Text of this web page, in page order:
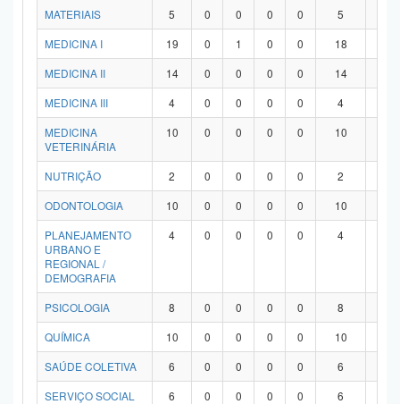
MATERIAIS 5 0 0 0 0 5
MEDICINA I
19 0 1 0 0 18
MEDICINA II
14 0 0 0 0 14
MEDICINA III
4 0 0 0 0 4
MEDICINA
VETERINÁRIA
10 0 0 0 0 10
NUTRIÇÃO 2 0 0 0 0 2
ODONTOLOGIA
10 0 0 0 0 10
PLANEJAMENTO
URBANO E
REGIONAL /
DEMOGRAFIA
4 0 0 0 0 4
PSICOLOGIA 8 0 0 0 0 8
QUÍMICA
10 0 0 0 0 10
SAÚDE COLETIVA
6 0 0 0 0 6
SERVIÇO SOCIAL
6 0 0 0 0 6